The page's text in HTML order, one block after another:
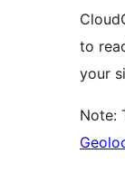
to
your
Note: